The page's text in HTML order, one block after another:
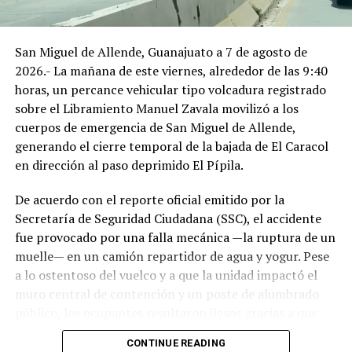
San Miguel de Allende, Guanajuato a 7 de agosto de
2026.- La mañana de este viernes, alrededor de las 9:40
horas, un percance vehicular tipo volcadura registrado
sobre el Libramiento Manuel Zavala movilizó a los
cuerpos de emergencia de San Miguel de Allende,
generando el cierre temporal de la bajada de El Caracol
en dirección al paso deprimido El Pípila.
De acuerdo con el reporte oficial emitido por la
Secretaría de Seguridad Ciudadana (SSC), el accidente
fue provocado por una falla mecánica —la ruptura de un
muelle— en un camión repartidor de agua y yogur. Pese
a lo ostentoso del vuelco y a que la unidad impactó el
muro central de contención y un poste de alumbrado
portaban el cinturón de seguridad.
CONTINUE READING